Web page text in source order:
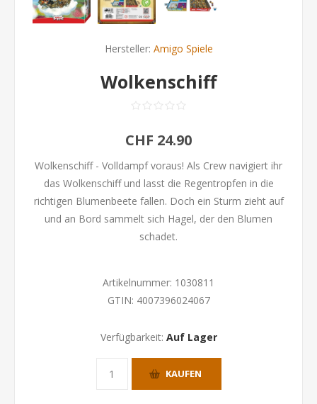
Hersteller: Amigo Spiele
Wolkenschiff
CHF 24.90
Wolkenschiff - Volldampf voraus! Als Crew navigiert ihr
das Wolkenschiff und lasst die Regentropfen in die
richtigen Blumenbeete fallen. Doch ein Sturm zieht auf
und an Bord sammelt sich Hagel, der den Blumen
schadet.
Artikelnummer: 1030811
GTIN: 4007396024067
Verfügbarkeit: Auf Lager
KAUFEN